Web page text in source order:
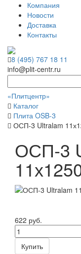
Компания
Новости
Доставка
Контакты
8 (495) 767 18 11
info@plit-centr.ru
«Плитцентр»
Каталог
Плита OSB-3
ОСП-3 Ultralam
ОСП-3
622 руб.
Купить